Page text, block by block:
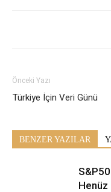
Önceki Yazı
Türkiye İçin Veri Günü
BENZER YAZILAR
Henüz